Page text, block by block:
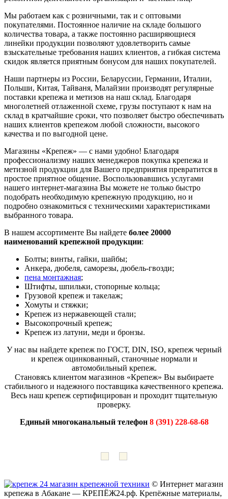
Мы работаем как с розничными, так и с оптовыми
покупателями. Постоянное наличие на складе большого
количества товара, а также постоянно расширяющиеся
линейки продукции позволяют удовлетворить самые
взыскательные требования наших клиентов, а гибкая система
скидок является приятным бонусом для наших покупателей.
Наши партнеры из России, Беларуссии, Германии, Италии,
Польши, Китая, Тайваня, Малайзии производят регулярные
поставки крепежа и метизов на наш склад. Благодаря
многолетней отлаженной схеме, грузы поступают к нам на
склад в кратчайшие сроки, что позволяет быстро обеспечивать
наших клиентов крепежом любой сложности, высокого
качества и по выгодной цене.
Магазины «Крепеж» — с нами удобно! Благодаря
профессионализму наших менеджеров покупка крепежа и
метизной продукции для Вашего предприятия превратится в
простое приятное общение. Воспользовавшись услугами
нашего интернет-магазина Вы можете не только быстро
подобрать необходимую крепежную продукцию, но и
подробно ознакомиться с техническими характеристиками
выбранного товара.
В нашем ассортименте Вы найдете более 20000
наименований крепежной продукции:
Болты; винты, гайки, шайбы;
Анкера, дюбеля, саморезы, дюбель-гвозди;
пена монтажная;
Штифты, шпильки, стопорные кольца;
Грузовой крепеж и такелаж;
Хомуты и стяжки;
Крепеж из нержавеющей стали;
Высокопрочный крепеж;
Крепеж из латуни, меди и бронзы.
У нас вы найдете крепеж по ГОСТ, DIN, ISO, крепеж черный
и крепеж оцинкованный, станочные нормали и
автомобильный крепеж.
Становясь клиентом магазинов «Крепеж» Вы выбираете
стабильного и надежного поставщика качественного крепежа.
Весь наш крепеж сертифицирован и проходит тщательную
проверку.
Единый многоканальный телефон 8 (391) 228-68-68
© Интернет магазин
крепежа в Абакане — КРЕПЁЖ24.рф. Крепёжные материалы,